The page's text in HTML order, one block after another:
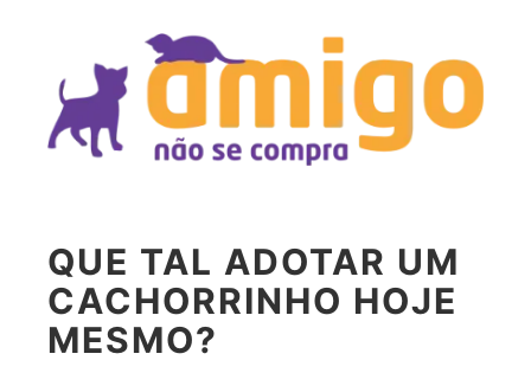
QUE TAL ADOTAR UM
CACHORRINHO HOJE
MESMO?